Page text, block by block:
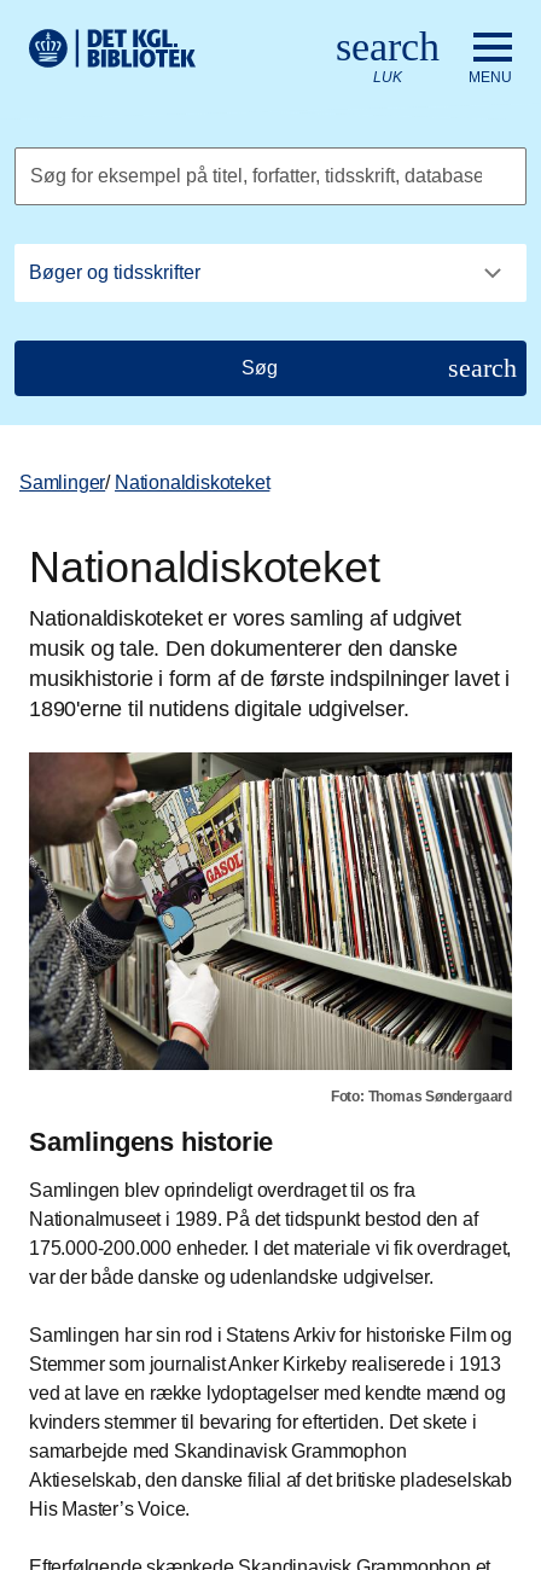
Det Kongelige Biblioteks logo. Gå til Det Kongelige
search
LUK MENU
Søg for eksempel på titel, forfatter, tidsskrift, database
Søg search
Samlinger/ Nationaldiskoteket
Nationaldiskoteket
Nationaldiskoteket er vores samling af udgivet
musik og tale. Den dokumenterer den danske
musikhistorie i form af de første indspilninger lavet i
1890'erne til nutidens digitale udgivelser.
Foto: Thomas Søndergaard
Samlingens historie
Samlingen blev oprindeligt overdraget til os fra
Nationalmuseet i 1989. På det tidspunkt bestod den af
175.000-200.000 enheder. I det materiale vi fik overdraget,
var der både danske og udenlandske udgivelser.
Samlingen har sin rod i Statens Arkiv for historiske Film og
Stemmer som journalist Anker Kirkeby realiserede i 1913
ved at lave en række lydoptagelser med kendte mænd og
kvinders stemmer til bevaring for eftertiden. Det skete i
samarbejde med Skandinavisk Grammophon
Aktieselskab, den danske filial af det britiske pladeselskab
His Master’s Voice.